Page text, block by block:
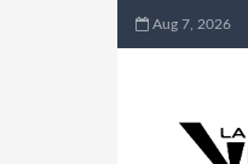
Aug 7, 2026